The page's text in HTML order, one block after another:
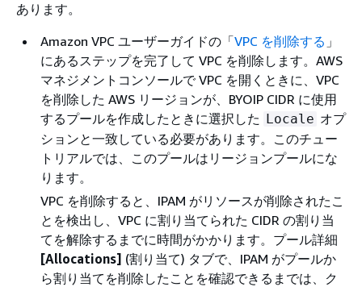
あります。
Amazon VPC ユーザーガイドの「VPC を削除する 」
にあるステップを完了して VPC を削除します。AWS
マネジメントコンソールで VPC を開くときに、VPC
を削除した AWS リージョンが、BYOIP CIDR に使用
するプールを作成したときに選択した Locale オプ
ションと一致している必要があります。このチュー
トリアルでは、このプールはリージョンプールにな
ります。
VPC を削除すると、IPAM がリソースが削除されたこ
とを検出し、VPC に割り当てられた CIDR の割り当
てを解除するまでに時間がかかります。プール詳細
[Allocations] (割り当て) タブで、IPAM がプールか
ら割り当てを削除したことを確認できるまでは、ク